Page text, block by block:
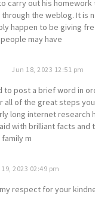
carry out his homework
the weblog. It is
happen to be giving
may have
Jun 18, 2023 12:51 pm
to post a brief word in
all of the great steps
long internet research
with brilliant facts and
m
2023 02:49 pm
respect for your